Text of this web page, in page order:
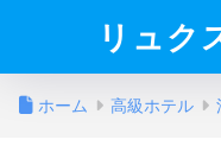
リュク
ホーム 高級ホテル